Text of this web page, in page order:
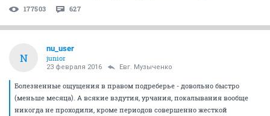
177503 627
N
nu_user
junior
23 февраля 2016 Евг. Музыченко
Болезненные ощущения в правом подреберье - довольно быстро
(меньше месяца). А всякие вздутия, урчания, покалывания вообще
никогда не проходили, кроме периодов совершенно жесткой